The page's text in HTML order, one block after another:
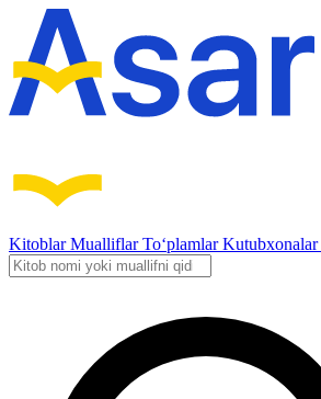
KitoblarMualliflarTo‘plamlarKutubxonalar